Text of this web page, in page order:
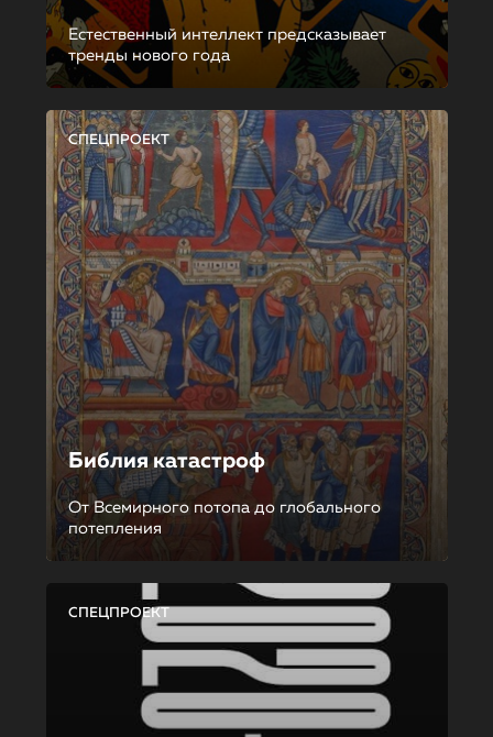
Естественный интеллект предсказывает
тренды нового года
СПЕЦПРОЕКТ
Библия катастроф
От Всемирного потопа до глобального
потепления
СПЕЦПРОЕКТ